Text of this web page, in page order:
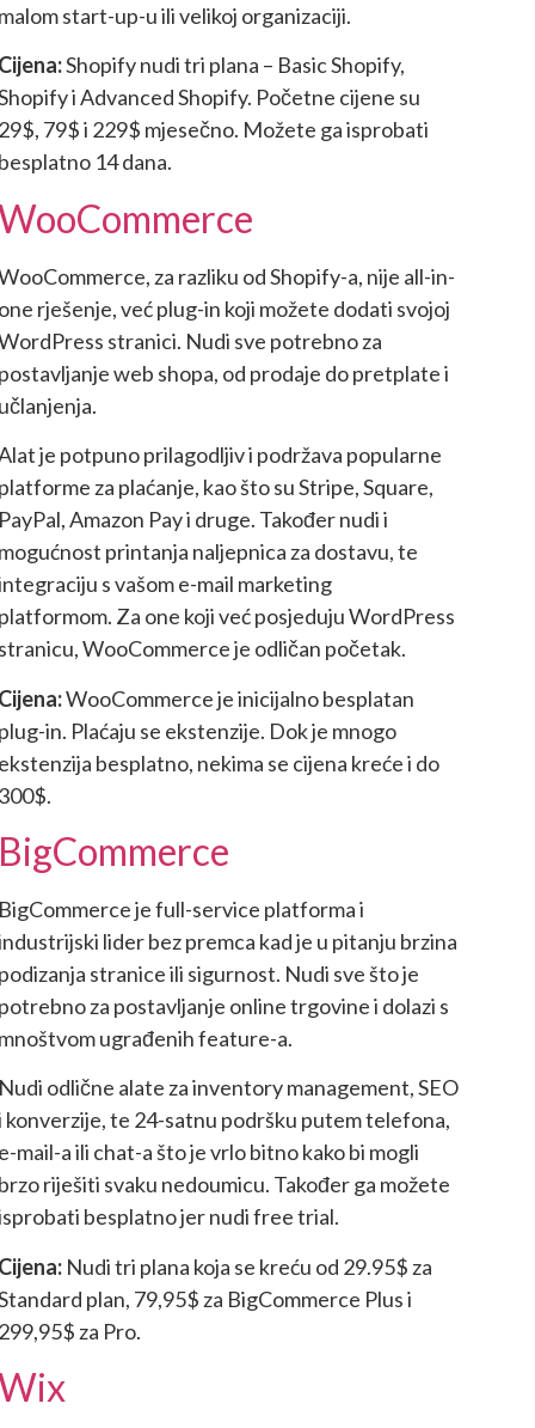
start-up-u ili velikoj organizaciji.
Shopify nudi tri plana – Basic Shopify,
i Advanced Shopify. Početne cijene su
79$ i 229$ mjesečno. Možete ga isprobati
14 dana.
za razliku od Shopify-a, nije all-in-
rješenje, već plug-in koji možete dodati svojoj
stranici. Nudi sve potrebno za
web shopa, od prodaje do pretplate i
je potpuno prilagodljiv i podržava popularne
za plaćanje, kao što su Stripe, Square,
Amazon Pay i druge. Također nudi i
printanja naljepnica za dostavu, te
s vašom e-mail marketing
Za one koji već posjeduju WordPress
WooCommerce je odličan početak.
WooCommerce je inicijalno besplatan
in. Plaćaju se ekstenzije. Dok je mnogo
besplatno, nekima se cijena kreće i do
je full-service platforma i
lider bez premca kad je u pitanju brzina
stranice ili sigurnost. Nudi sve što je
za postavljanje online trgovine i dolazi s
ugrađenih feature-a.
odlične alate za inventory management, SEO
konverzije, te 24-satnu podršku putem telefona,
mail-a ili chat-a što je vrlo bitno kako bi mogli
riješiti svaku nedoumicu. Također ga možete
besplatno jer nudi free trial.
Nudi tri plana koja se kreću od 29.95$ za
plan, 79,95$ za BigCommerce Plus i
za Pro.